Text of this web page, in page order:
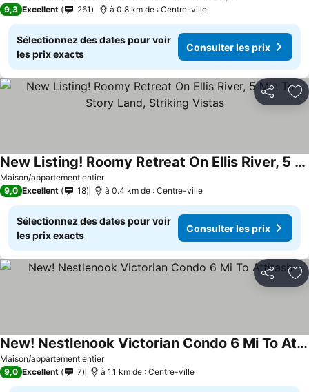
9,3 Excellent 261 à 0.8 km de : Centre-ville
Sélectionnez des dates pour voir
les prix exacts
Consulter les prix
Partager
Maison/appartement entier
New Listing! Roomy Retreat On Ellis River, 5 Min To Story Land, Striking Vistas
9,0 Excellent 18 à 0.4 km de : Centre-ville
Sélectionnez des dates pour voir
les prix exacts
Consulter les prix
Partager
Maison/appartement entier
New! Nestlenook Victorian Condo 6 Mi To Attitash
9,0 Excellent 7 à 1.1 km de : Centre-ville